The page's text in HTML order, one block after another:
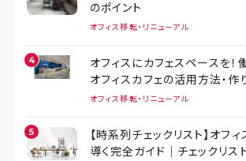
のポイント
オフィス移転・リニューアル
オフィスにカフェスペースを！
オフィスカフェの活用方法・作
オフィス移転・リニューアル
【時系列チェックリスト】オフ
導く完全ガイド｜チェックリス